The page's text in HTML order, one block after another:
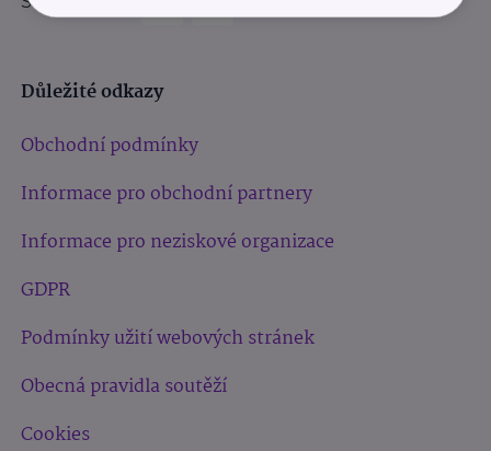
Důležité odkazy
Obchodní podmínky
Informace pro obchodní partnery
Informace pro neziskové organizace
GDPR
Podmínky užití webových stránek
Obecná pravidla soutěží
Cookies